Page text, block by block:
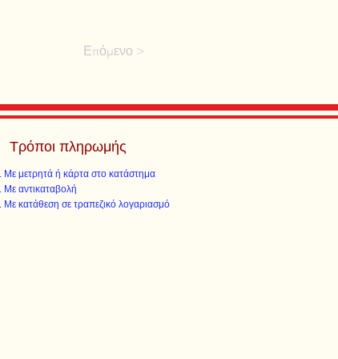
Επόμενο >
Τρόποι πληρωμής
Με μετρητά ή κάρτα στο κατάστημα
Με αντικαταβολή
Με κατάθεση σε τραπεζικό λογαριασμό